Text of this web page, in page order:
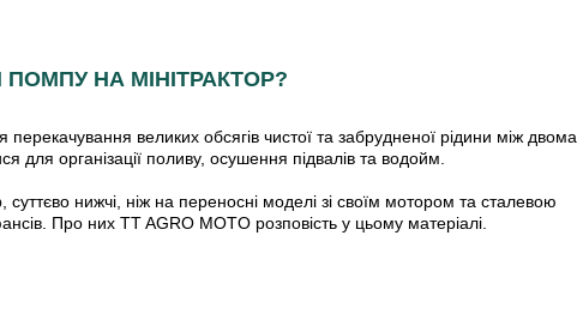
НА МІНІТРАКТОР?
великих обсягів чистої та забрудненої рідини між двома
для організації поливу, осушення підвалів та водойм.
нижчі, ніж на переносні моделі зі своїм мотором та сталевою
Про них TT AGRO MOTO розповість у цьому матеріалі.